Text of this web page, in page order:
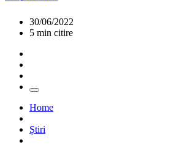
30/06/2022
5 min citire
Home
Știri